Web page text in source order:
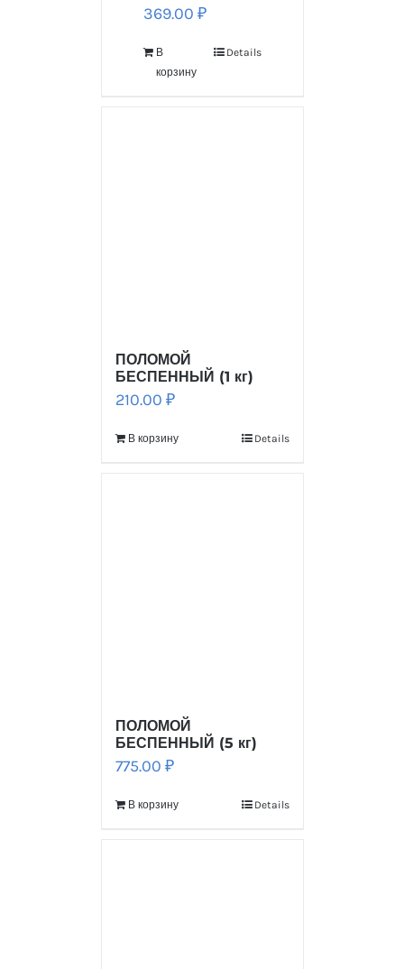
369.00 ₽
В
корзину
Details
ПОЛОМОЙ
БЕСПЕННЫЙ (1 кг)
210.00 ₽
В корзину Details
ПОЛОМОЙ
БЕСПЕННЫЙ (5 кг)
775.00 ₽
В корзину Details